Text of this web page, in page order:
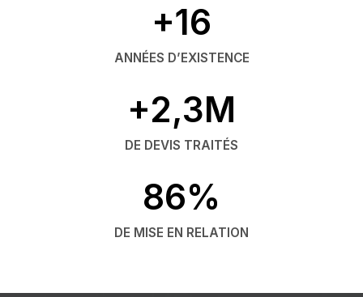
+16
ANNÉES D’EXISTENCE
+2,3M
DE DEVIS TRAITÉS
86%
DE MISE EN RELATION